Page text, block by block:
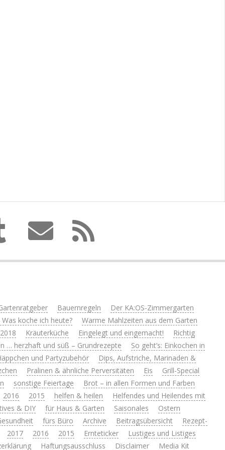
Bauernregeln
Der KA:OS-Zimmergarten
koche ich heute?
Warme Mahlzeiten aus dem Garten
Kräuterküche Eingelegt und eingemacht!
Richtig
… herzhaft und süß – Grundrezepte
So geht’s: Einkochen in
und Partyzubehör
Dips, Aufstriche, Marinaden &
Pralinen & ähnliche Perversitäten Eis
Grill-Special
sonstige Feiertage
Brot – in allen Formen und Farben
2016 2015 helfen & heilen
Helfendes und Heilendes mit
& DIY für Haus & Garten Saisonales
Ostern
fürs Büro Archive Beitragsübersicht
Rezept-
2017 2016 2015 Ernteticker
Lustiges und Listiges
Haftungsausschluss Disclaimer Media Kit